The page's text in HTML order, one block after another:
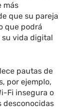
más
que su pareja
que podrá
su vida digital
pautas de
por ejemplo,
Fi insegura o
desconocidas